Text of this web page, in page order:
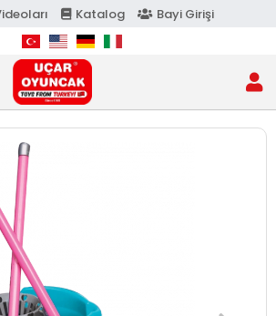
Katalog Bayi Girişi